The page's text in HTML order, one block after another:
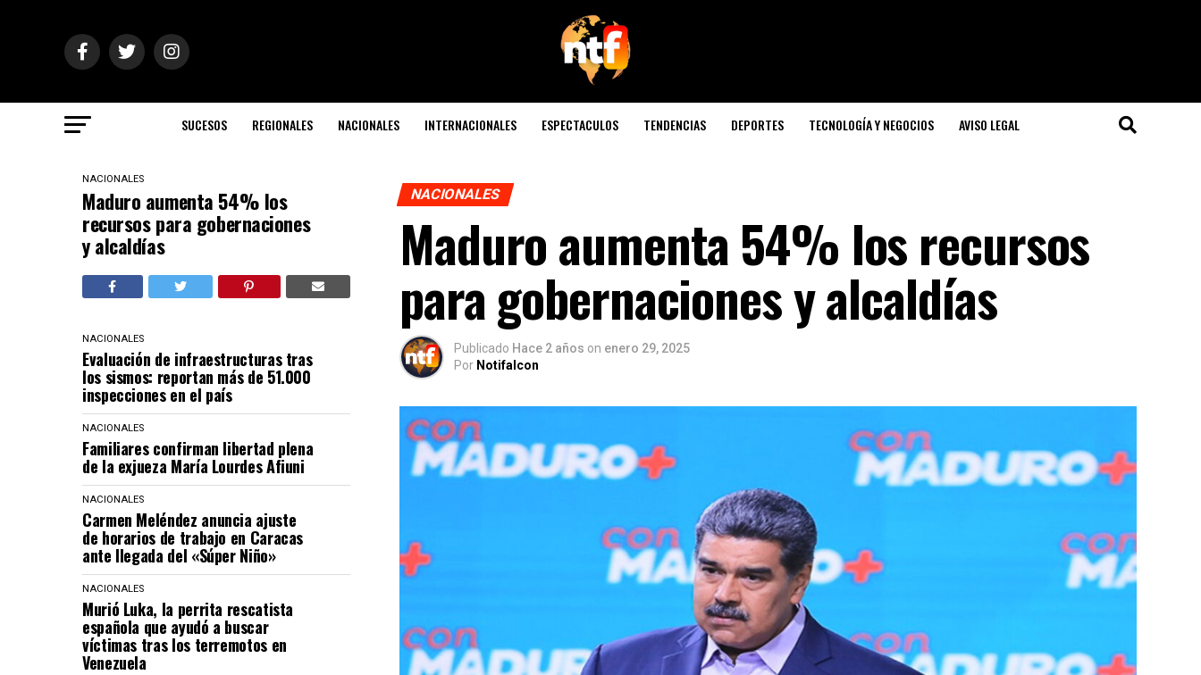
SUCESOS REGIONALES NACIONALES INTERNACIONALES ESPECTACULOS TENDENCIAS DEPORTES TECNOLOGÍA Y NEGOCIOS AVISO LEGAL
NACIONALES
Maduro aumenta 54% los
recursos para gobernaciones
y alcaldías
NACIONALES
Evaluación de infraestructuras tras
los sismos: reportan más de 51.000
inspecciones en el país
NACIONALES
Familiares confirman libertad plena
de la exjueza María Lourdes Afiuni
NACIONALES
Carmen Meléndez anuncia ajuste
de horarios de trabajo en Caracas
ante llegada del «Súper Niño»
NACIONALES
Murió Luka, la perrita rescatista
española que ayudó a buscar
víctimas tras los terremotos en
Venezuela
NACIONALES
Maduro aumenta 54% los recursos
para gobernaciones y alcaldías
Publicado Hace 2 años on enero 29, 2025
Por Notifalcon